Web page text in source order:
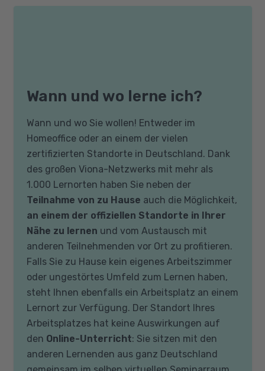
Wann und wo lerne ich?
Wann und wo Sie wollen! Entweder im
Homeoffice oder an einem der vielen
zertifizierten Standorte in Deutschland. Dank
des großen Viona-Netzwerks mit mehr als
1.000 Lernorten haben Sie neben der
Teilnahme von zu Hause auch die Möglichkeit,
an einem der offiziellen Standorte in Ihrer
Nähe zu lernen und vom Austausch mit
anderen Teilnehmenden vor Ort zu profitieren.
Falls Sie zu Hause kein eigenes Arbeitszimmer
oder ungestörtes Umfeld zum Lernen haben,
steht Ihnen ebenfalls ein Arbeitsplatz an einem
Lernort zur Verfügung. Der Standort Ihres
Arbeitsplatzes hat keine Auswirkungen auf
den Online-Unterricht: Sie sitzen mit den
anderen Lernenden aus ganz Deutschland